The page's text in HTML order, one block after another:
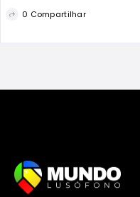
0 Compartilhar